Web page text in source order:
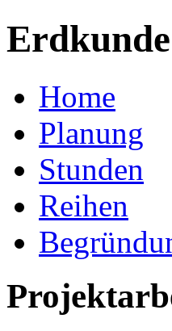
Home
Planung
Stunden
Reihen